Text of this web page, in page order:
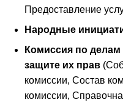
Предоставление
Народные
Комиссия по
защите их прав
комиссии, Состав
комиссии,